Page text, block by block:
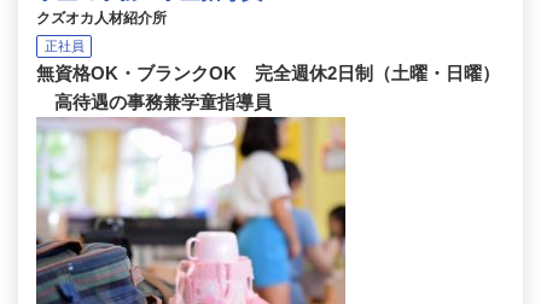
クズオカ人材紹介所
正社員
無資格OK・ブランクOK 完全週休2日制（土曜・日曜）
高待遇の事務兼学童指導員